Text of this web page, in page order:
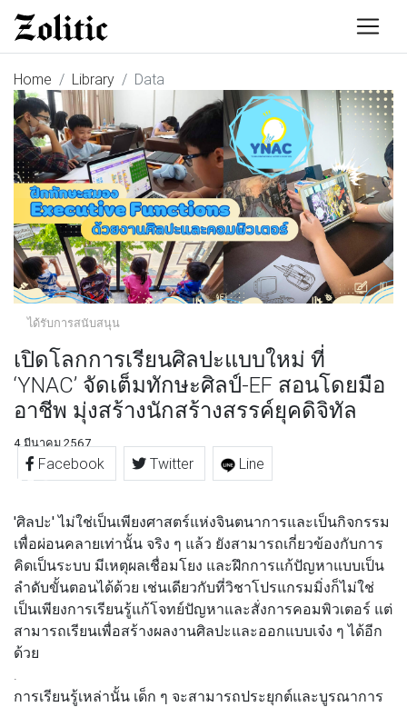
Home Library Data
ได้รับการสนับสนุน
เปิดโลกการเรียนศิลปะแบบใหม่ ที่
‘YNAC’ จัดเต็มทักษะศิลป์-EF สอนโดยมือ
อาชีพ มุ่งสร้างนักสร้างสรรค์ยุคดิจิทัล
4 มีนาคม 2567
Facebook Twitter Line
'ศิลปะ'ไม่ใช่เป็นเพียงศาสตร์แห่งจินตนาการและเป็นกิจกรรม
เพื่อผ่อนคลายเท่านั้น จริง ๆ แล้ว ยังสามารถเกี่ยวข้องกับการ
คิดเป็นระบบ มีเหตุผลเชื่อมโยง และฝึกการแก้ปัญหาแบบเป็น
ลำดับขั้นตอนได้ด้วย เช่นเดียวกับที่วิชาโปรแกรมมิ่งก็ไม่ใช่
เป็นเพียงการเรียนรู้แก้โจทย์ปัญหาและสั่งการคอมพิวเตอร์ แต่
สามารถเรียนเพื่อสร้างผลงานศิลปะและออกแบบเจ๋ง ๆ ได้อีก
ด้วย
การเรียนรู้เหล่านั้น เด็ก ๆ จะสามารถประยุกต์และบูรณาการ